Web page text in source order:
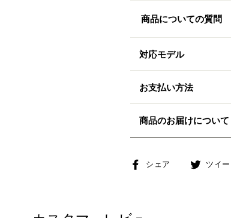
商品についての質問
対応モデル
お支払い方法
商品のお届けについて
シェア
Facebook
ツイー